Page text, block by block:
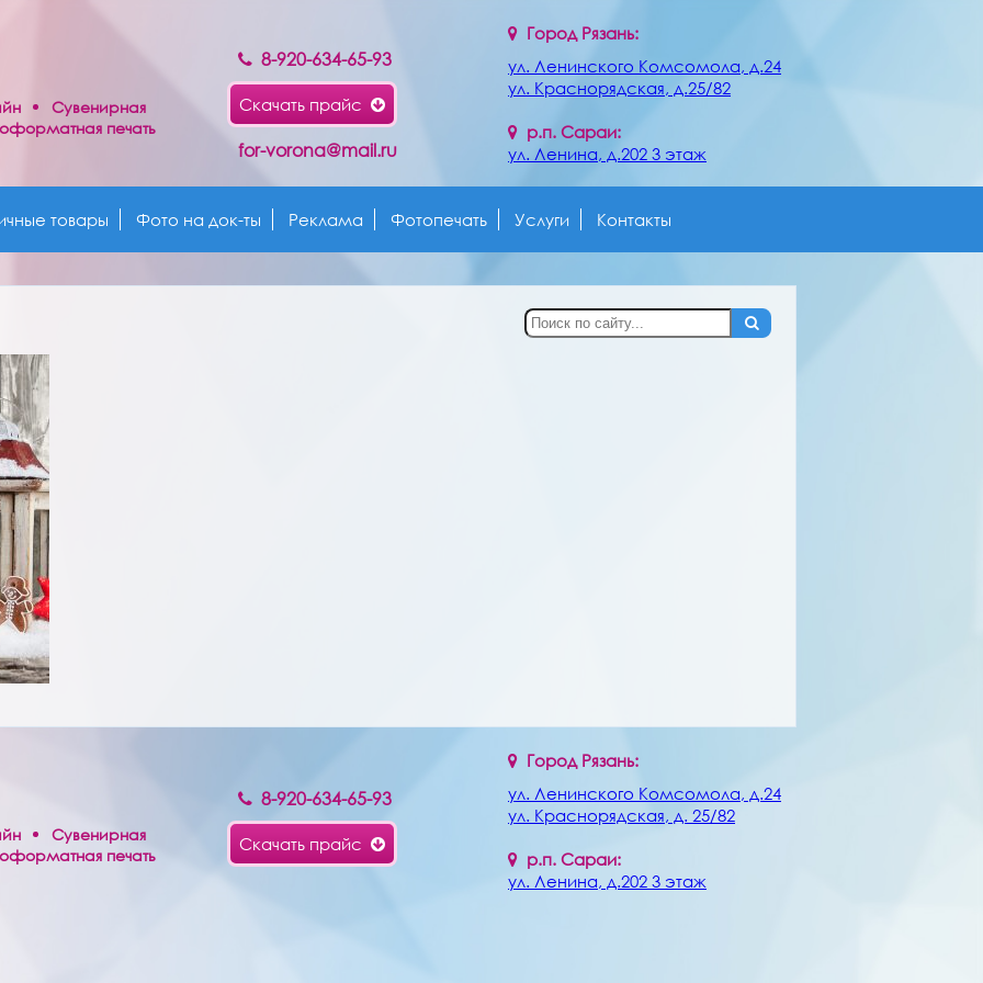
Сувенирная
печать
8-920-634-65-93
Скачать прайс
for-vorona@mail.ru
Город Рязань:
ул. Ленинского Комсомола, д.24
ул. Краснорядская, д.25/82
р.п. Сараи:
ул. Ленина, д.202 3 этаж
товары Фото на док-ты Реклама Фотопечать Услуги Контакты
Сувенирная
печать
8-920-634-65-93
Скачать прайс
Город Рязань:
ул. Ленинского Комсомола, д.24
ул. Краснорядская, д. 25/82
р.п. Сараи:
ул. Ленина, д.202 3 этаж